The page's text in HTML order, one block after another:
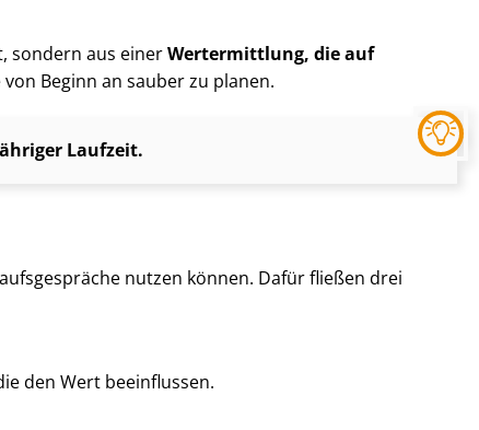
sondern aus einerWertermittlung, die auf
Beginn an sauber zu planen.
Laufzeit.
nutzen können. Dafür fließen drei
den Wert beeinflussen.